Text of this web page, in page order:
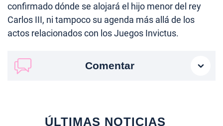
confirmado dónde se alojará el hijo menor del rey
Carlos III, ni tampoco su agenda más allá de los
actos relacionados con los Juegos Invictus.
Comentar
ÚLTIMAS NOTICIAS